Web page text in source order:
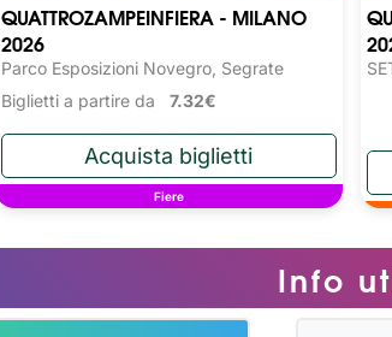
QUATTROZAMPEINFIERA - MILANO
2026
Parco Esposizioni Novegro, Segrate
Biglietti a partire da 7.32€
Fiere
Info